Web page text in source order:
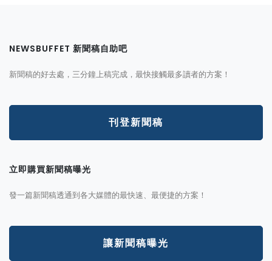
NEWSBUFFET 新聞稿自助吧
新聞稿的好去處，三分鐘上稿完成，最快接觸最多讀者的方案！
刊登新聞稿
立即購買新聞稿曝光
發一篇新聞稿透通到各大媒體的最快速、最便捷的方案！
讓新聞稿曝光